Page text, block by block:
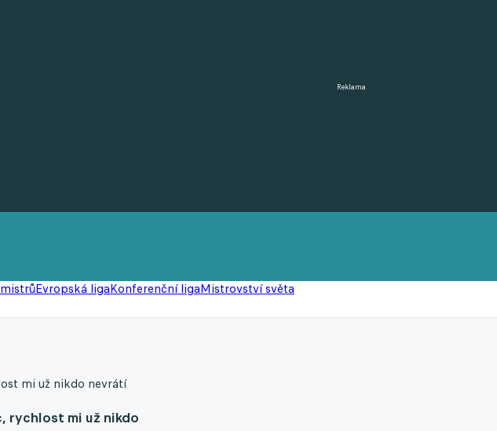
Reklama
Evropská ligaKonferenční ligaMistrovství světa
mi už nikdo nevrátí
rychlost mi už nikdo